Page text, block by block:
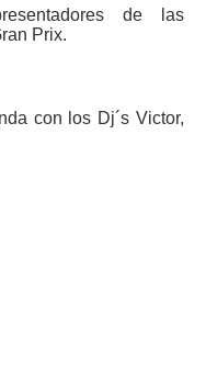
de las
Prix.
con los Dj´s Victor,